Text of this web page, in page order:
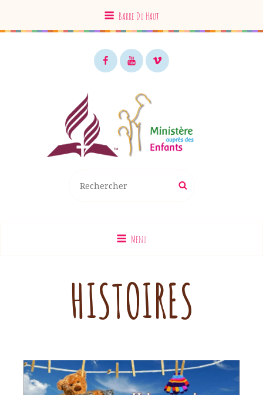
Barre Du Haut
FacebookYoutubeVimeo
pour
Menu
HISTOIRES